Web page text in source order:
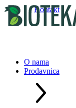
Kontakt
O nama
Prodavnica